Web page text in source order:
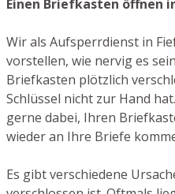
Einen Briefkasten öffnen
Wir als Aufsperrdienst in
vorstellen, wie nervig es
Briefkasten plötzlich
Schlüssel nicht zur Hand
gerne dabei, Ihren
wieder an Ihre Briefe
Es gibt verschiedene